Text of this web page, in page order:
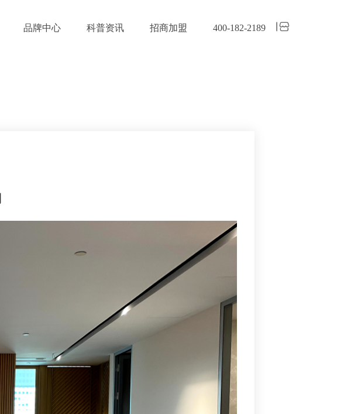
品牌中心 科普资讯 招商加盟 400-182-2189